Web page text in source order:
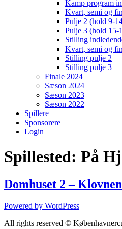
Kamp program
Kvart, semi og
Pulje 2 (hold 9-
Pulje 3 (hold 15-
Stilling
Kvart, semi og
Stilling pulje 2
Stilling pulje 3
Finale 2024
Sæson 2024
Sæson 2023
Sæson 2022
Spillere
Sponsorere
Login
Spillested: På
Domhuset 2 – Klovnen
Powered by WordPress
All rights reserved ©